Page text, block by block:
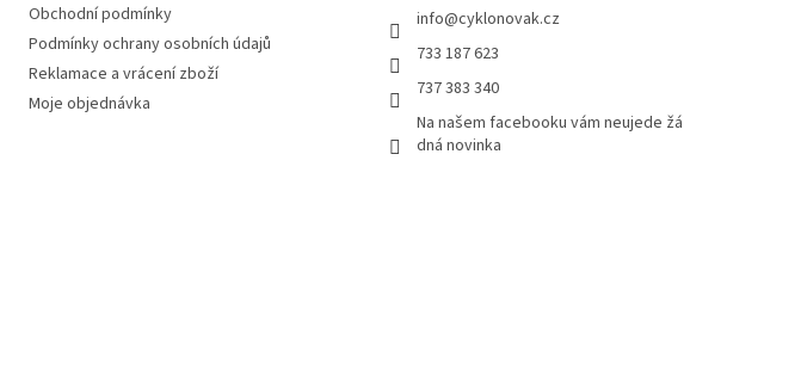
í
p
Obchodní podmínky
Podmínky ochrany osobních údajů
Reklamace a vrácení zboží
Moje objednávka
info@cyklonovak.cz
733 187 623
737 383 340
Na našem facebooku vám neujede žá
dná novinka